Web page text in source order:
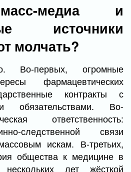
медиа и
источники
молчать?
Во-первых, огромные
фармацевтических
контракты с
обязательствами. Во-
ответственность:
следственной связи
искам. В-третьих,
общества к медицине в
лет жёсткой